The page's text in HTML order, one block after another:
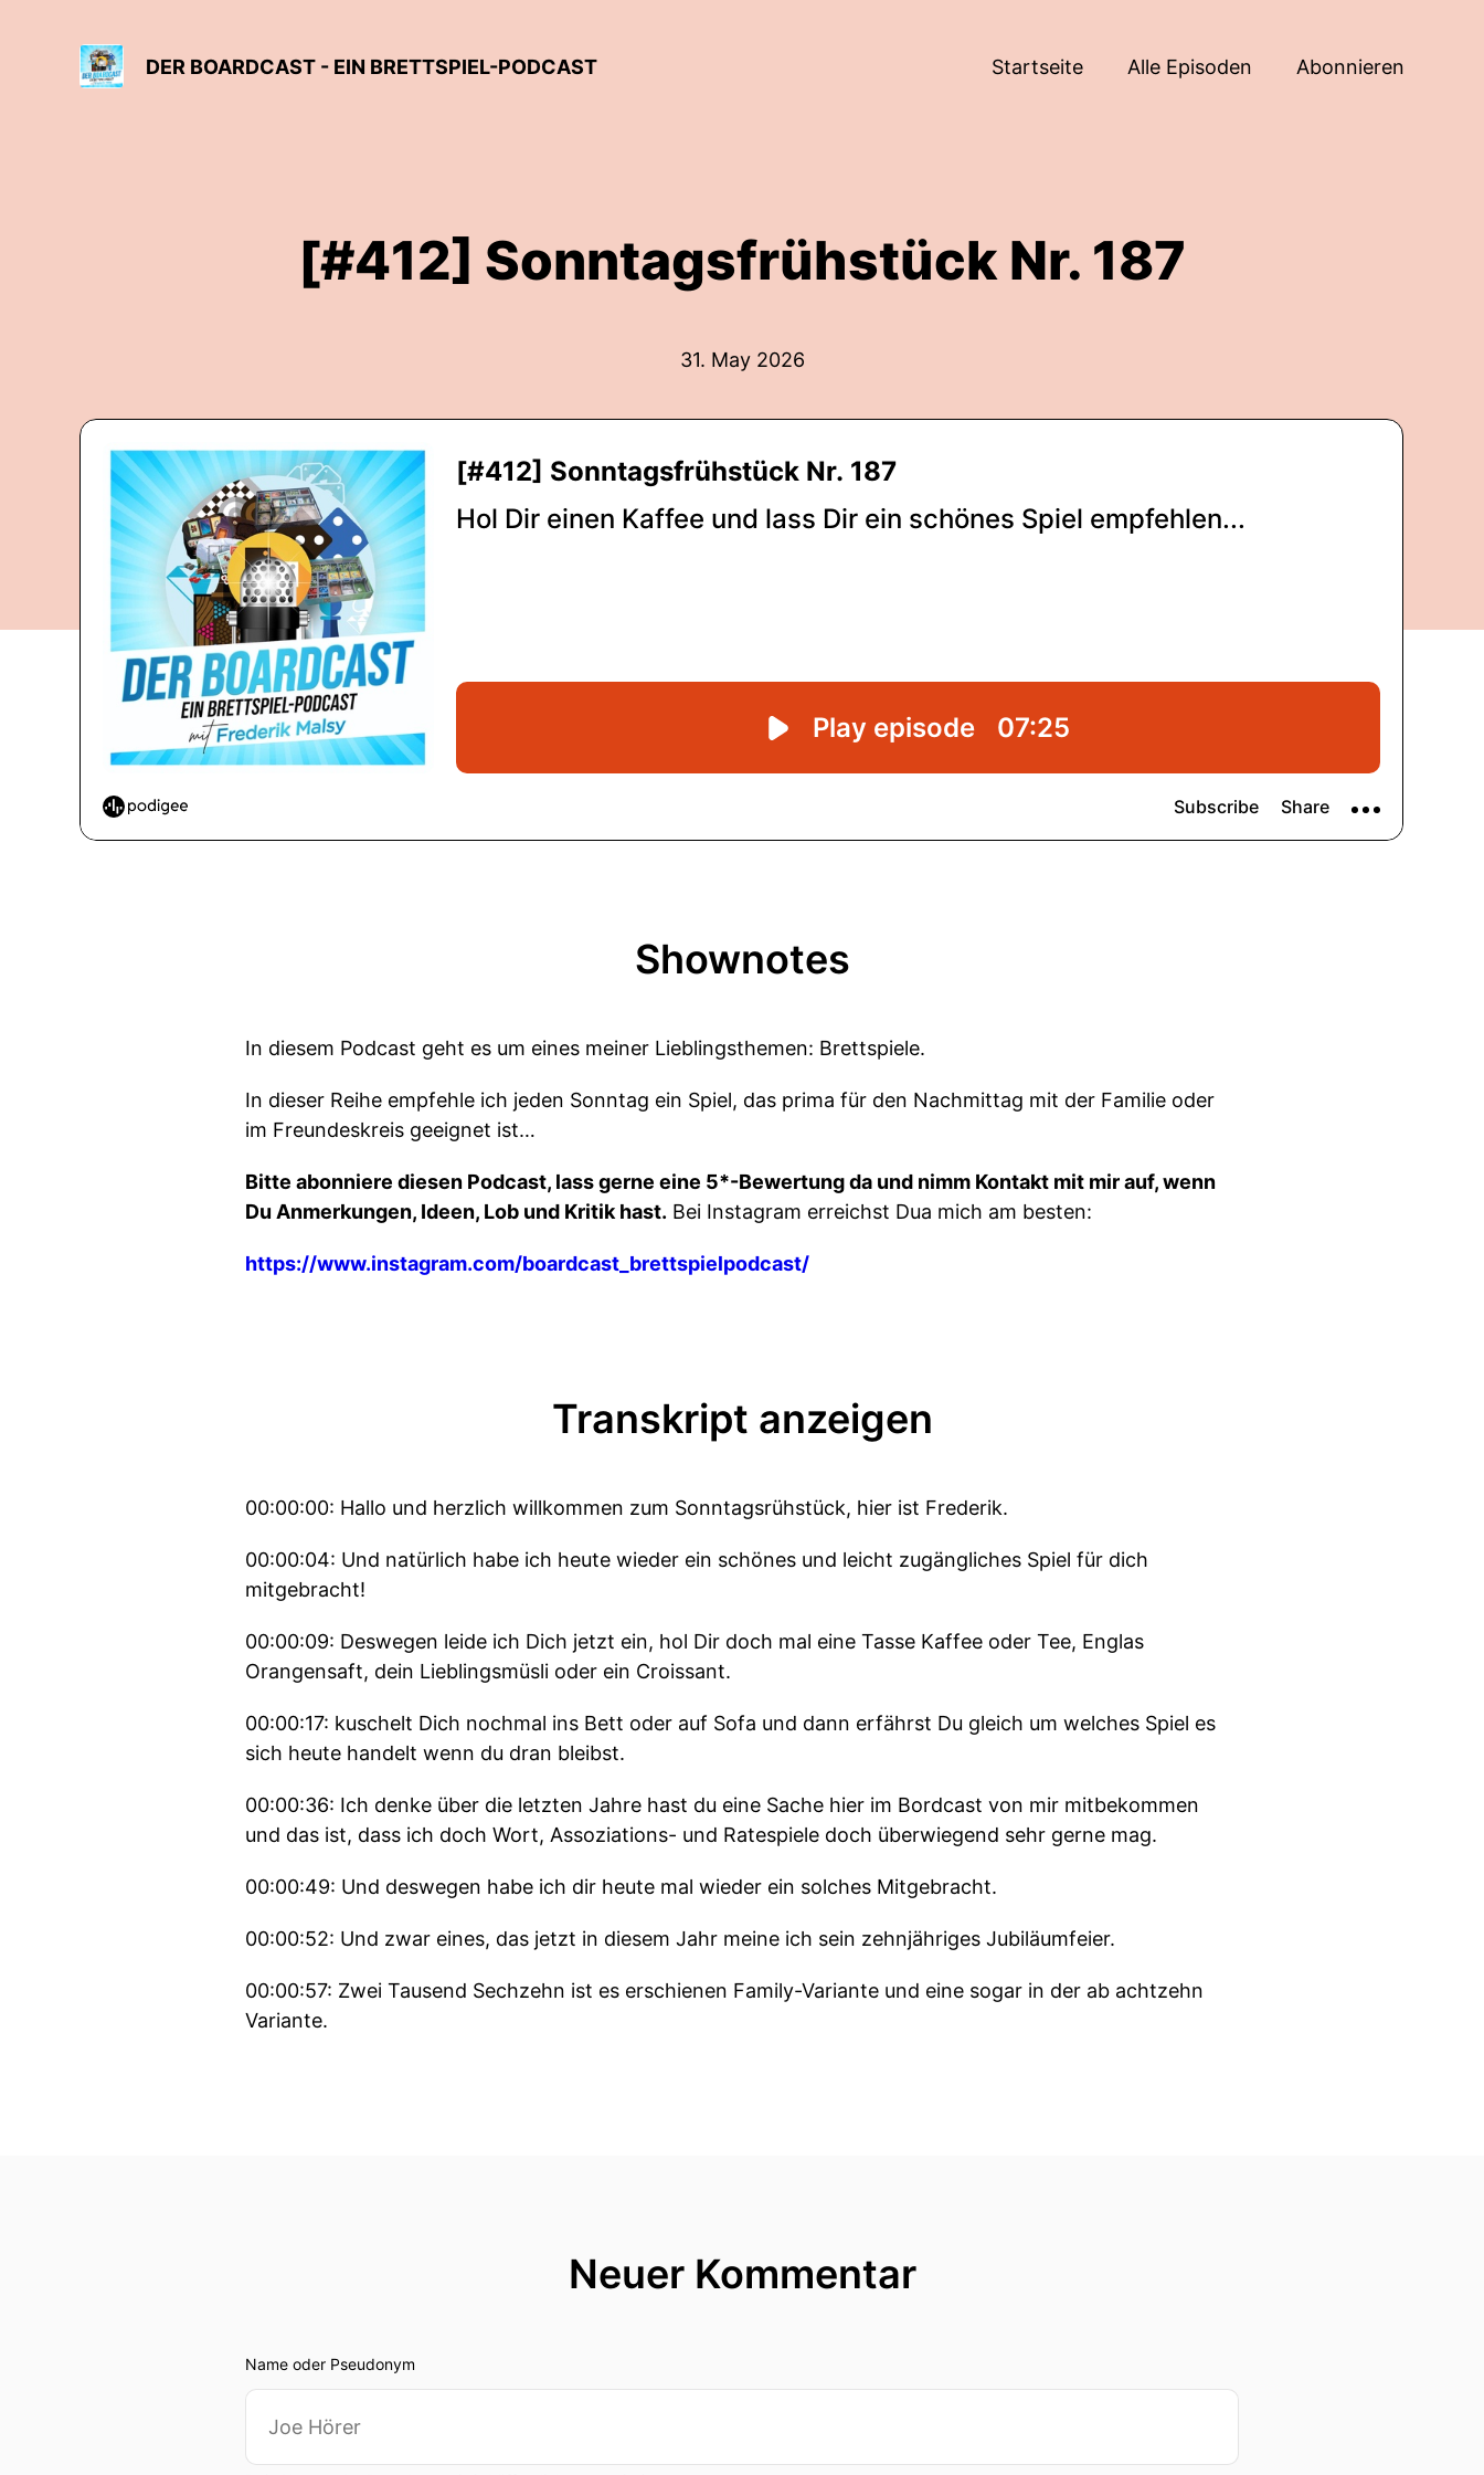
DER BOARDCAST - EIN BRETTSPIEL-PODCAST Startseite Alle Episoden Abonnieren
[#412] Sonntagsfrühstück Nr. 187
31. May 2026
Shownotes
In diesem Podcast geht es um eines meiner Lieblingsthemen: Brettspiele.
In dieser Reihe empfehle ich jeden Sonntag ein Spiel, das prima für den Nachmittag mit der Familie oder
im Freundeskreis geeignet ist…
Bitte abonniere diesen Podcast, lass gerne eine 5*-Bewertung da und nimm Kontakt mit mir auf, wenn
Du Anmerkungen, Ideen, Lob und Kritik hast. Bei Instagram erreichst Dua mich am besten:
https://www.instagram.com/boardcast_brettspielpodcast/
Transkript anzeigen
00:00:00: Hallo und herzlich willkommen zum Sonntagsrühstück, hier ist Frederik.
00:00:04: Und natürlich habe ich heute wieder ein schönes und leicht zugängliches Spiel für dich
mitgebracht!
00:00:09: Deswegen leide ich Dich jetzt ein, hol Dir doch mal eine Tasse Kaffee oder Tee, Englas
Orangensaft, dein Lieblingsmüsli oder ein Croissant.
00:00:17: kuschelt Dich nochmal ins Bett oder auf Sofa und dann erfährst Du gleich um welches Spiel es
sich heute handelt wenn du dran bleibst.
00:00:36: Ich denke über die letzten Jahre hast du eine Sache hier im Bordcast von mir mitbekommen
und das ist, dass ich doch Wort, Assoziations- und Ratespiele doch überwiegend sehr gerne mag.
00:00:49: Und deswegen habe ich dir heute mal wieder ein solches Mitgebracht.
00:00:52: Und zwar eines, das jetzt in diesem Jahr meine ich sein zehnjähriges Jubiläumfeier.
00:00:57: Zwei Tausend Sechzehn ist es erschienen Family-Variante und eine sogar in der ab achtzehn
Variante.
00:01:47: Aber das werde ich mal an anderer Stelle erforschen.
erschienen.
00:02:06: Crazy Words ist eines der wirklich lustigsten Wortrate Spiele die ich kenne und sehr schätze
denn wir müssen hier Wörter zusammenstellen die es in Wirklichkeit gar nicht gibt und das funktioniert so
Neuer Kommentar
Name oder Pseudonym